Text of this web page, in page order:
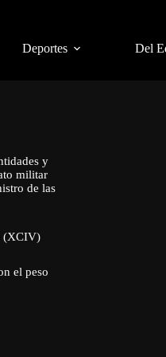
Deportes Del
y
militar
de las
(XCIV)
el peso